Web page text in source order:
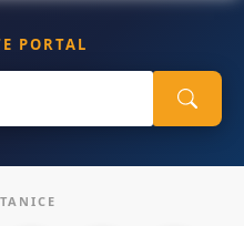
PORTAL